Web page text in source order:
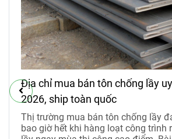
Địa chỉ mua bán tôn chống lầy
2026, ship toàn quốc
Thị trường mua bán tôn chống lầy
bao giờ hết khi hàng loạt công trình